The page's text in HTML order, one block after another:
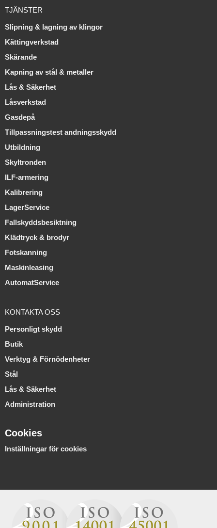
TJÄNSTER
Slipning & lagning av klingor
Kättingverkstad
Skärande
Kapning av stål & metaller
Lås & Säkerhet
Låsverkstad
Gasdepå
Tillpassningstest andningsskydd
Utbildning
Skyltronden
ILF-armering
Kalibrering
LagerService
Fallskyddsbesiktning
Klädtryck & brodyr
Fotskanning
Maskinleasing
AutomatService
KONTAKTA OSS
Personligt skydd
Butik
Verktyg & Förnödenheter
Stål
Lås & Säkerhet
Administration
Cookies
Inställningar för cookies